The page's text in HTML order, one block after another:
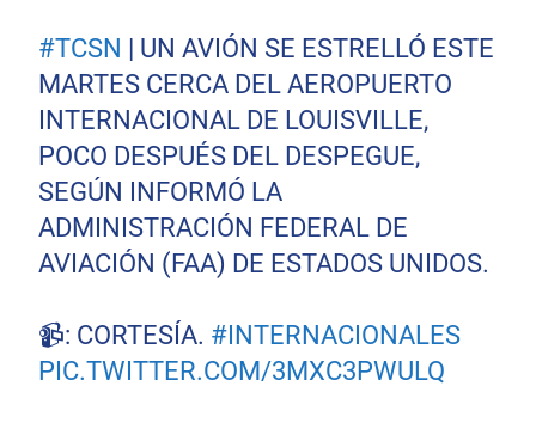
#TCSN | UN AVIÓN SE ESTRELLÓ ESTE
MARTES CERCA DEL AEROPUERTO
INTERNACIONAL DE LOUISVILLE,
POCO DESPUÉS DEL DESPEGUE,
SEGÚN INFORMÓ LA
ADMINISTRACIÓN FEDERAL DE
AVIACIÓN (FAA) DE ESTADOS UNIDOS.
📹: CORTESÍA. #INTERNACIONALES
PIC.TWITTER.COM/3MXC3PWULQ